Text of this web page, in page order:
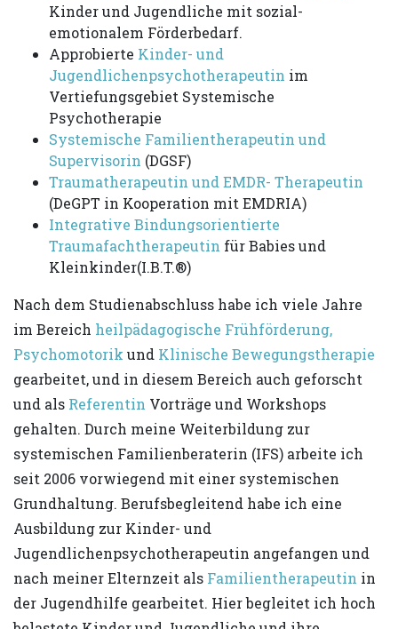
Kinder und Jugendliche mit sozial-
emotionalem Förderbedarf.
Approbierte Kinder- und
Jugendlichenpsychotherapeutin im
Vertiefungsgebiet Systemische
Psychotherapie
Systemische Familientherapeutin und
Supervisorin (DGSF)
Traumatherapeutin und EMDR- Therapeutin
(DeGPT in Kooperation mit EMDRIA)
Integrative Bindungsorientierte
Traumafachtherapeutin für Babies und
Kleinkinder(I.B.T.®)
Nach dem Studienabschluss habe ich viele Jahre
im Bereich heilpädagogische Frühförderung,
Psychomotorik und Klinische Bewegungstherapie
gearbeitet, und in diesem Bereich auch geforscht
und als Referentin Vorträge und Workshops
gehalten. Durch meine Weiterbildung zur
systemischen Familienberaterin (IFS) arbeite ich
seit 2006 vorwiegend mit einer systemischen
Grundhaltung. Berufsbegleitend habe ich eine
Ausbildung zur Kinder- und
Jugendlichenpsychotherapeutin angefangen und
nach meiner Elternzeit als Familientherapeutin in
der Jugendhilfe gearbeitet. Hier begleitet ich hoch